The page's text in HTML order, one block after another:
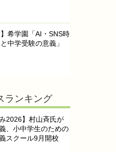
】希学園「AI・SNS時
中学受験の意義」
ランキング
み2026】村山斉氏が
、小中学生のための
スクール9月開校